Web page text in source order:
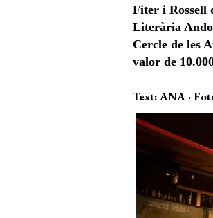
Fiter i Rossell
Literària
Cercle de les
valor de
Text: ANA ·